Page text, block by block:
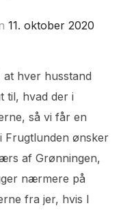
Udgivet
11. oktober 2020
hver husstand
til, hvad der i
så vi får en
Frugtlunden ønsker
af Grønningen,
nærmere på
fra jer, hvis I